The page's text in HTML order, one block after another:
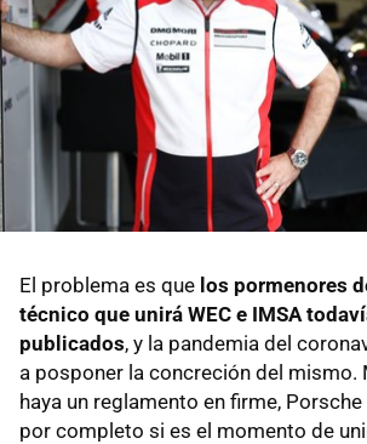
El problema es que los pormenores
técnico que unirá WEC e IMSA
publicados, y la pandemia del
a posponer la concreción del mismo.
haya un reglamento en firme,
por completo si es el momento de